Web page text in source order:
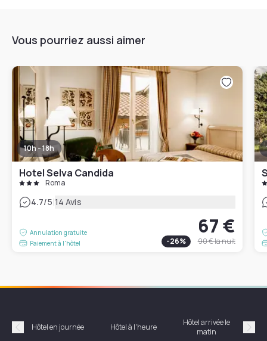
Vous pourriez aussi aimer
10h - 18h
Hotel Selva Candida
Roma
4.7/5|14 Avis
Annulation gratuite
Paiement à l'hôtel
67 €
-26% 90 €la nuit
Précédent
Hôtel en journée Hôtel à l'heure
Hôtel arrivée le
matin